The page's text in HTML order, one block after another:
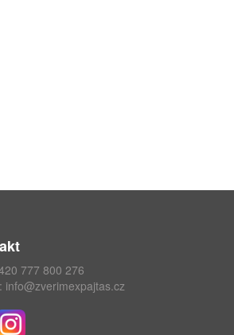
777 800 276
info@zverimexpajtas.cz